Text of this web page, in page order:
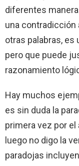
diferentes
una contradicción
otras palabras, es
pero que puede
razonamiento
Hay muchos
es sin duda la
primera vez por
luego no digo la
paradojas